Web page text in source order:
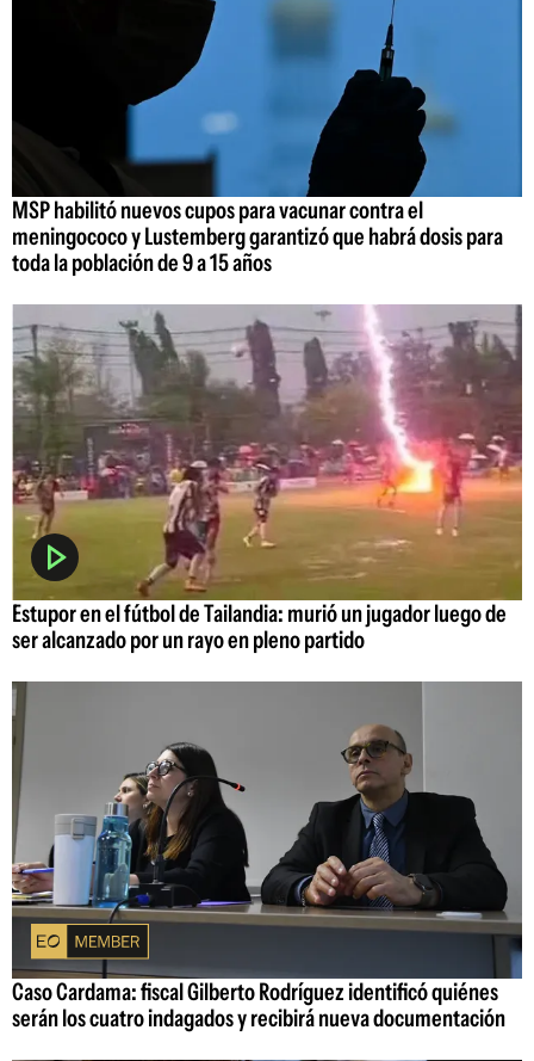
MSP habilitó nuevos cupos para vacunar contra el
meningococo y Lustemberg garantizó que habrá dosis para
toda la población de 9 a 15 años
Estupor en el fútbol de Tailandia: murió un jugador luego de
ser alcanzado por un rayo en pleno partido
Caso Cardama: fiscal Gilberto Rodríguez identificó quiénes
serán los cuatro indagados y recibirá nueva documentación